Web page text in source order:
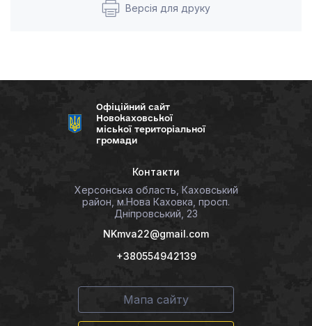
Версія для друку
Офіційний сайт
Новокаховської
міської територіальної
громади
Контакти
Херсонська область, Каховський
район, м.Нова Каховка, просп.
Дніпровський, 23
NKmva22@gmail.com
+380554942139
Мапа сайту